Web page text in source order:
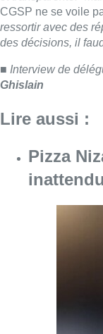
Foire
rendez-